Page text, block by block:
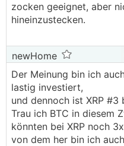
zocken geeignet, aber
hineinzustecken.
newHome
Der Meinung bin ich
lastig investiert,
und dennoch ist XRP #3
Trau ich BTC in diesem
könnten bei XRP noch
von dem her bin ich